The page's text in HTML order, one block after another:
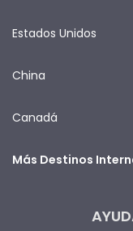
Estados Unidos
China
Canadá
Más Destinos